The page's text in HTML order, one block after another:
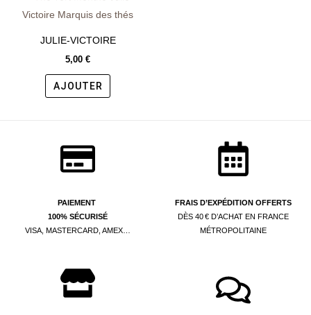
JULIE-VICTOIRE
5,00 €
AJOUTER
PAIEMENT
100% SÉCURISÉ
VISA, MASTERCARD, AMEX…
FRAIS D’EXPÉDITION OFFERTS
DÈS 40 € D’ACHAT EN FRANCE
MÉTROPOLITAINE